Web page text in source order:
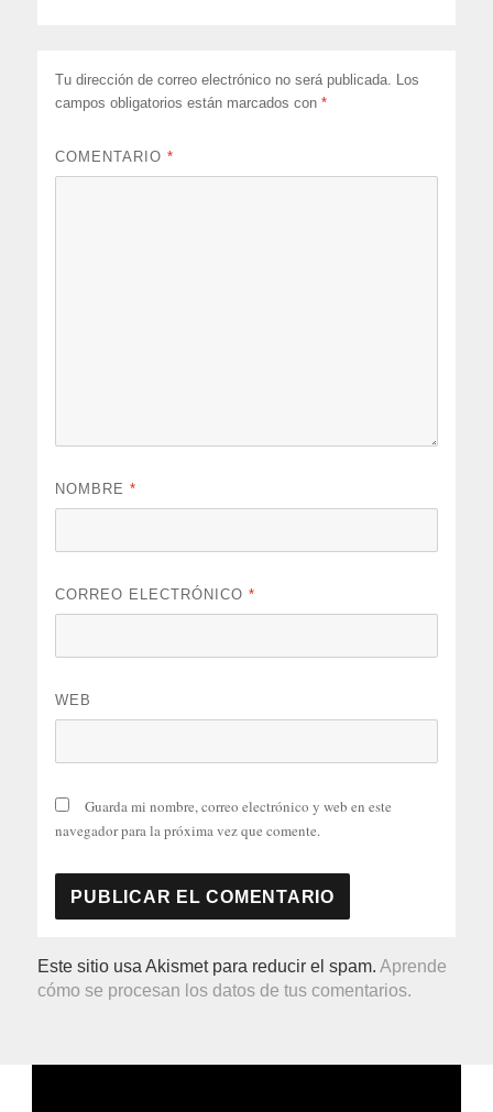
Tu dirección de correo electrónico no será publicada. Los
campos obligatorios están marcados con*
COMENTARIO*
NOMBRE*
CORREO ELECTRÓNICO*
WEB
Guarda mi nombre, correo electrónico y web en este
navegador para la próxima vez que comente.
Este sitio usa Akismet para reducir el spam.Aprende
cómo se procesan los datos de tus comentarios.